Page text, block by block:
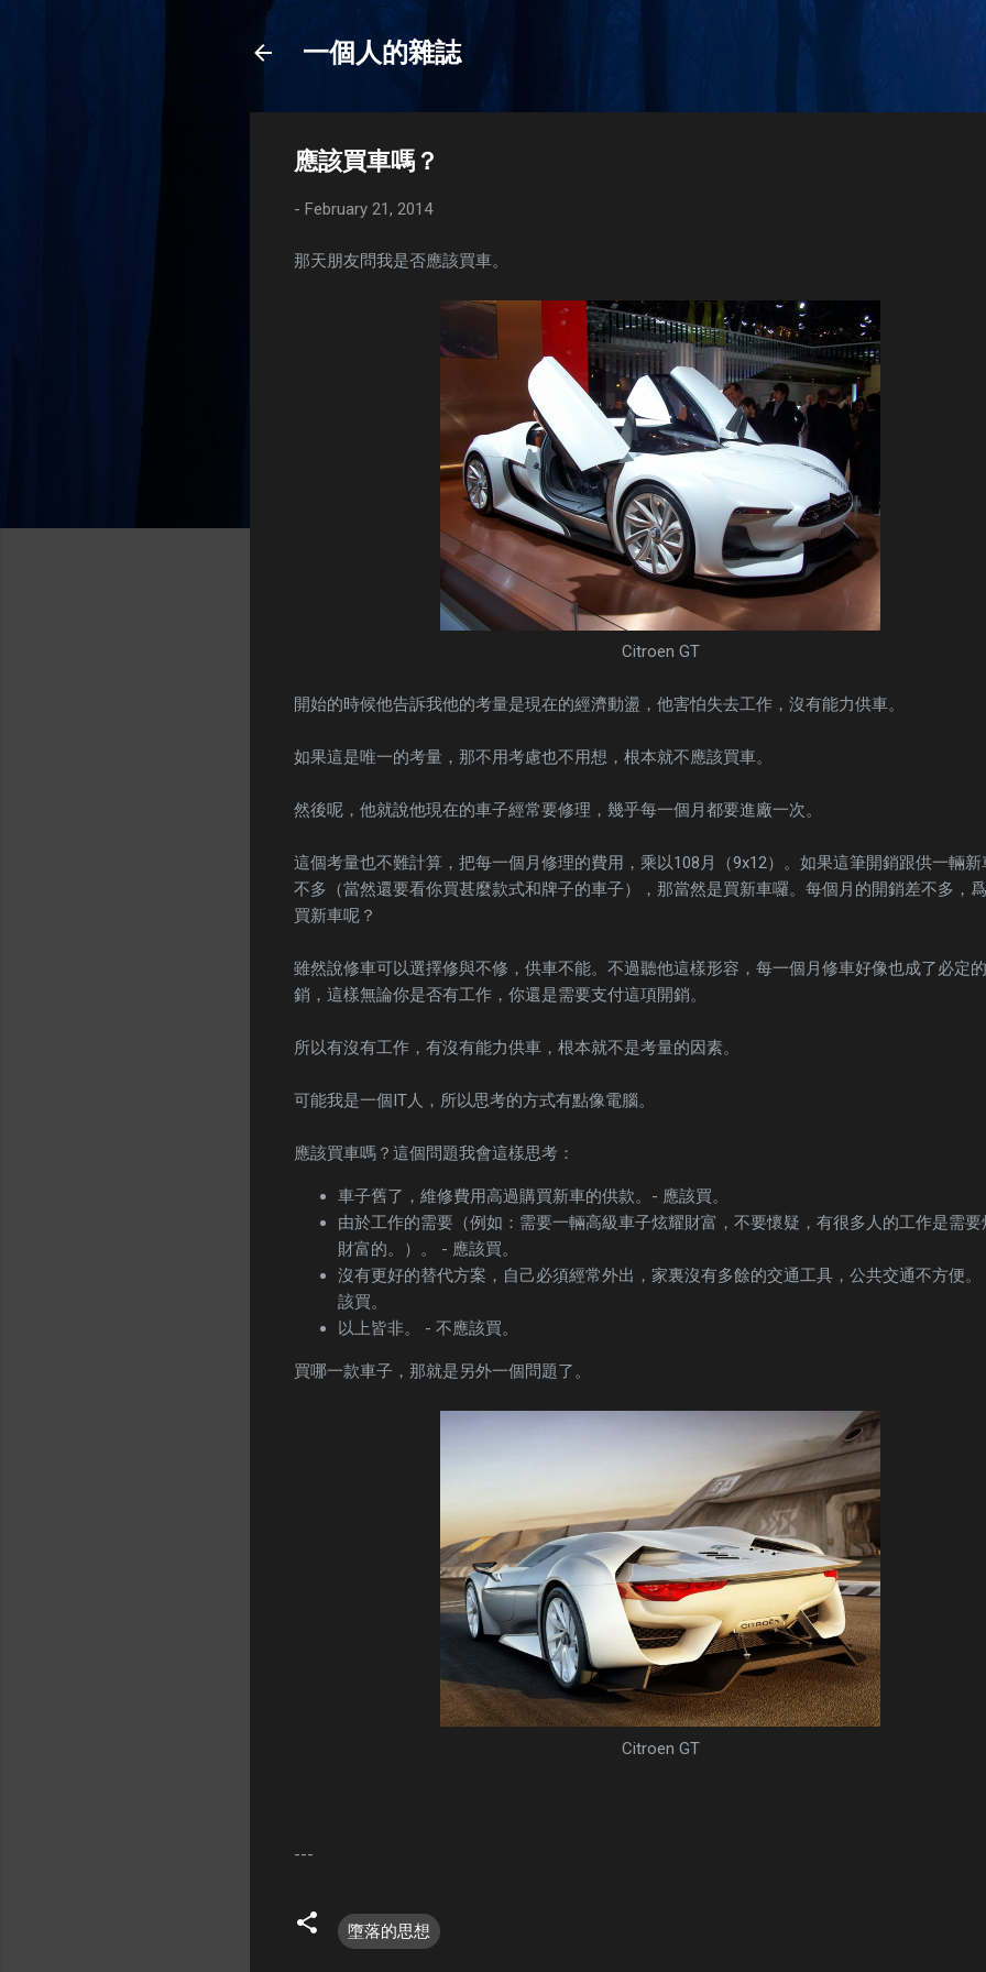
一個人的雜誌
應該買車嗎？
- February 21, 2014
那天朋友問我是否應該買車。
Citroen GT
開始的時候他告訴我他的考量是現在的經濟動盪，他害怕失去工作，沒有能力供車。
如果這是唯一的考量，那不用考慮也不用想，根本就不應該買車。
然後呢，他就說他現在的車子經常要修理，幾乎每一個月都要進廠一次。
這個考量也不難計算，把每一個月修理的費用，乘以108月（9x12）。如果這筆開銷跟供一輛新
不多（當然還要看你買甚麼款式和牌子的車子），那當然是買新車囉。每個月的開銷差不多，
買新車呢？
雖然說修車可以選擇修與不修，供車不能。不過聽他這樣形容，每一個月修車好像也成了必定
銷，這樣無論你是否有工作，你還是需要支付這項開銷。
所以有沒有工作，有沒有能力供車，根本就不是考量的因素。
可能我是一個IT人，所以思考的方式有點像電腦。
應該買車嗎？這個問題我會這樣思考：
車子舊了，維修費用高過購買新車的供款。- 應該買。
由於工作的需要（例如：需要一輛高級車子炫耀財富，不要懷疑，有很多人的工作是需要
財富的。）。 - 應該買。
沒有更好的替代方案，自己必須經常外出，家裏沒有多餘的交通工具，公共交通不方便。
該買。
以上皆非。 - 不應該買。
買哪一款車子，那就是另外一個問題了。
Citroen GT
---
墮落的思想